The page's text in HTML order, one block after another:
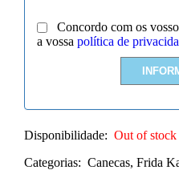
Concordo com os
a vossa política de
Disponibilidade: Out of stock
Categorias: Canecas, Frida